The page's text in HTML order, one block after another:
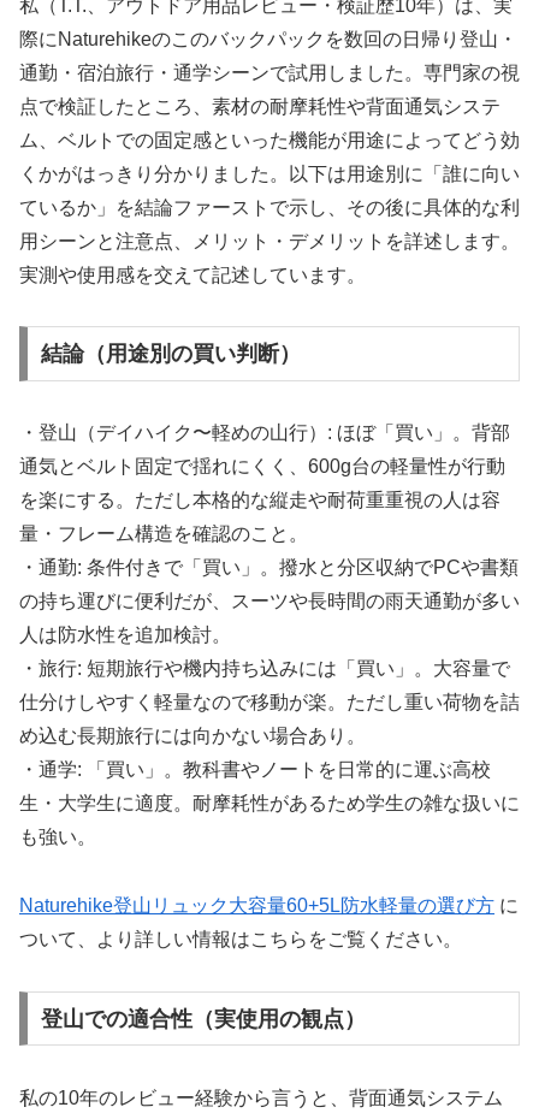
私（T.T.、アウトドア用品レビュー・検証歴10年）は、実
際にNaturehikeのこのバックパックを数回の日帰り登山・
通勤・宿泊旅行・通学シーンで試用しました。専門家の視
点で検証したところ、素材の耐摩耗性や背面通気システ
ム、ベルトでの固定感といった機能が用途によってどう効
くかがはっきり分かりました。以下は用途別に「誰に向い
ているか」を結論ファーストで示し、その後に具体的な利
用シーンと注意点、メリット・デメリットを詳述します。
実測や使用感を交えて記述しています。
結論（用途別の買い判断）
・登山（デイハイク〜軽めの山行）: ほぼ「買い」。背部
通気とベルト固定で揺れにくく、600g台の軽量性が行動
を楽にする。ただし本格的な縦走や耐荷重重視の人は容
量・フレーム構造を確認のこと。
・通勤: 条件付きで「買い」。撥水と分区収納でPCや書類
の持ち運びに便利だが、スーツや長時間の雨天通勤が多い
人は防水性を追加検討。
・旅行: 短期旅行や機内持ち込みには「買い」。大容量で
仕分けしやすく軽量なので移動が楽。ただし重い荷物を詰
め込む長期旅行には向かない場合あり。
・通学: 「買い」。教科書やノートを日常的に運ぶ高校
生・大学生に適度。耐摩耗性があるため学生の雑な扱いに
も強い。
Naturehike登山リュック大容量60+5L防水軽量の選び方 に
ついて、より詳しい情報はこちらをご覧ください。
登山での適合性（実使用の観点）
私の10年のレビュー経験から言うと、背面通気システム